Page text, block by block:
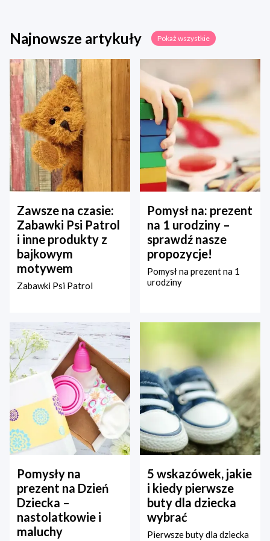
Najnowsze artykuły Pokaż wszystkie
Zawsze na czasie:
Zabawki Psi Patrol
i inne produkty z
bajkowym
motywem
Zabawki Psi Patrol
Pomysł na: prezent
na 1 urodziny –
sprawdź nasze
propozycje!
Pomysł na prezent na 1
urodziny
Pomysły na
prezent na Dzień
Dziecka –
nastolatkowie i
maluchy
5 wskazówek, jakie
i kiedy pierwsze
buty dla dziecka
wybrać
Pierwsze buty dla dziecka